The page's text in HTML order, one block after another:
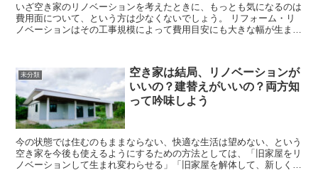
いざ空き家のリノベーションを考えたときに、もっとも気になるのは
費用面について、という方は少なくないでしょう。 リフォーム・リ
ノベーションはその工事規模によって費用目安にも大きな幅が生まれ
未分類
空き家は結局、リノベーションが
いいの？建替えがいいの？両方知
って吟味しよう
今の状態では住むのもままならない、快適な生活は望めない、という
空き家を今後も使えるようにするための方法としては、「旧家屋をリ
ノベーションして生まれ変わらせる」「旧家屋を解体して、新しく建